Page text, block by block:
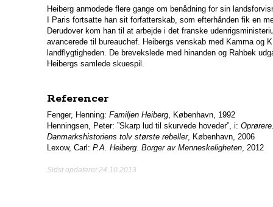
Heiberg anmodede flere gange om benådning for sin
I Paris fortsatte han sit forfatterskab, som efterhånden fik en
Derudover kom han til at arbejde i det franske
avancerede til bureauchef. Heibergs venskab med Kamma og
landflygtigheden. De brevekslede med hinanden og Rahbek
Heibergs samlede skuespil.
Referencer
Fenger, Henning: Familjen Heiberg, København, 1992
Henningsen, Peter: ”Skarp lud til skurvede hoveder”, i:
Danmarkshistoriens tolv største rebeller, København, 2006
Lexow, Carl: P.A. Heiberg. Borger av Menneskeligheten, 2012
Sidst opdateret 24.10.2013